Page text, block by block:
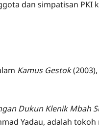
dan simpatisan
Kamus Gestok
Dukun Klenik Mbah
Yadau, adalah